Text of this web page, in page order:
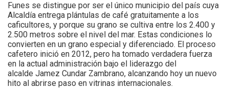
Funes se distingue por ser el único municipio del país cuya
Alcaldía entrega plántulas de café gratuitamente a los
caficultores, y porque su grano se cultiva entre los 2.400 y
2.500 metros sobre el nivel del mar. Estas condiciones lo
convierten en un grano especial y diferenciado. El proceso
cafetero inició en 2012, pero ha tomado verdadera fuerza
en la actual administración bajo el liderazgo del
alcalde Jamez Cundar Zambrano, alcanzando hoy un nuevo
hito al abrirse paso en vitrinas internacionales.